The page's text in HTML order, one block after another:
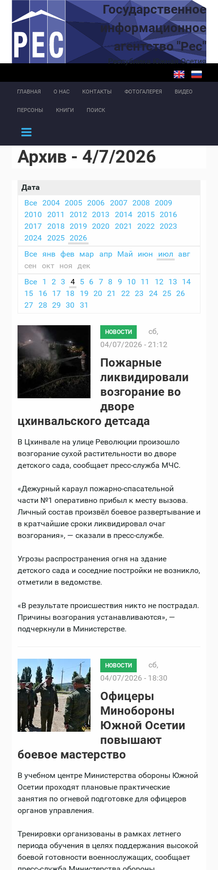
Перейти к основному содержаниюГосударственное
информационное
агентство "Рес"
Республика Южная Осетия
ГЛАВНАЯ О НАС КОНТАКТЫ ФОТОГАЛЕРЕЯ ВИДЕО
ПЕРСОНЫ КНИГИ ПОИСК
Архив - 4/7/2026
Дата
Все
2004 2005 2006 2007 2008
2009
2010
2011 2012 2013 2014 2015 2016
2017
2018 2019 2020 2021 2022 2023
2024
2025
2026
Все янв фев мар апр Май июн июл
авг
сен
окт ноя дек
Все
1 2 3 4 5 6 7 8 9 10 11 12 13
14
15
16 17 18 19 20 21 22 23 24 25 26
27
28 29 30 31
НОВОСТИ
сб,
04/07/2026 - 21:12
Пожарные
ликвидировали
возгорание во
дворе
цхинвальского детсада
В Цхинвале на улице Революции произошло
возгорание сухой растительности во дворе
детского сада, сообщает пресс-служба МЧС.
«Дежурный караул пожарно-спасательной
части №1 оперативно прибыл к месту вызова.
Личный состав произвёл боевое развертывание и
в кратчайшие сроки ликвидировал очаг
возгорания», — сказали в пресс-службе.
Угрозы распространения огня на здание
детского сада и соседние постройки не возникло,
отметили в ведомстве.
«В результате происшествия никто не пострадал.
Причины возгорания устанавливаются», —
подчеркнули в Министерстве.
НОВОСТИ
сб,
04/07/2026 - 18:30
Офицеры
Минобороны
Южной Осетии
повышают
боевое мастерство
В учебном центре Министерства обороны Южной
Осетии проходят плановые практические
занятия по огневой подготовке для офицеров
органов управления.
Тренировки организованы в рамках летнего
периода обучения в целях поддержания высокой
боевой готовности военнослужащих, сообщает